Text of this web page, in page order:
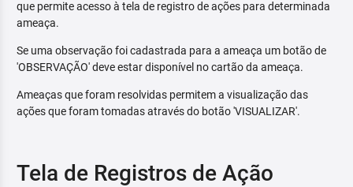
que permite acesso à tela de registro de ações para determinada
ameaça.
Se uma observação foi cadastrada para a ameaça um botão de
'OBSERVAÇÃO' deve estar disponível no cartão da ameaça.
Ameaças que foram resolvidas permitem a visualização das
ações que foram tomadas através do botão 'VISUALIZAR'.
Tela de Registros de Ação